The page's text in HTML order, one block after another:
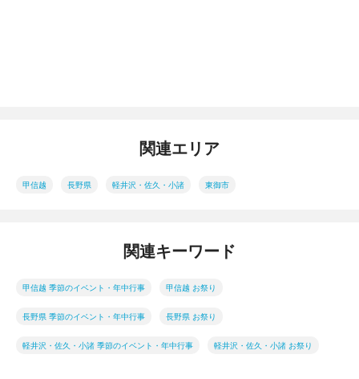
関連エリア
甲信越 長野県 軽井沢・佐久・小諸 東御市
関連キーワード
甲信越 季節のイベント・年中行事 甲信越 お祭り
長野県 季節のイベント・年中行事 長野県 お祭り
軽井沢・佐久・小諸 季節のイベント・年中行事 軽井沢・佐久・小諸 お祭り